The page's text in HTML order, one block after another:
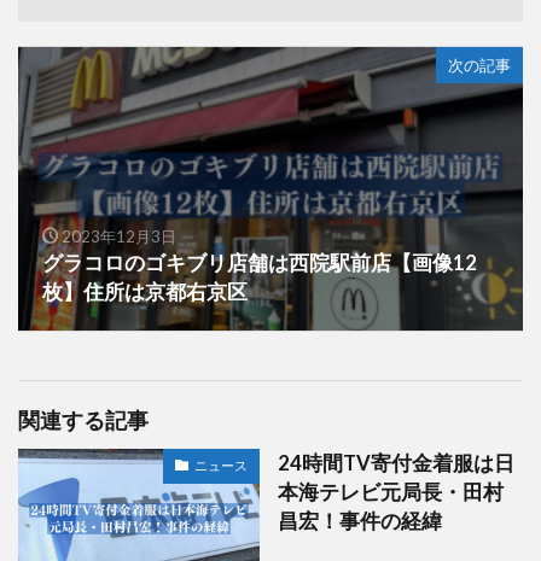
次の記事
2023年12月3日
グラコロのゴキブリ店舗は西院駅前店【画像12
枚】住所は京都右京区
関連する記事
ニュース
24時間TV寄付金着服は日
本海テレビ元局長・田村
昌宏！事件の経緯